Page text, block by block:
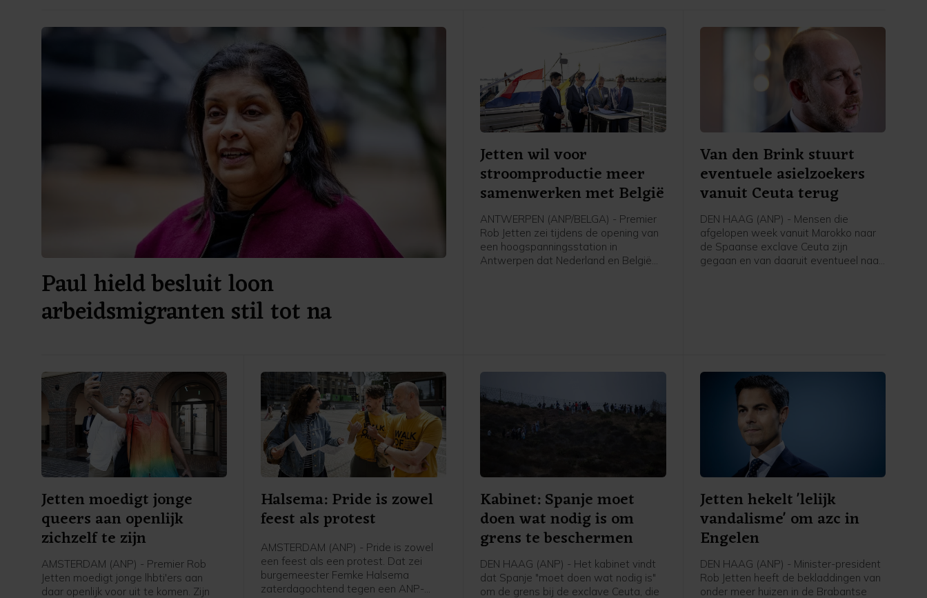
Paul hield besluit loon
arbeidsmigranten stil tot na
Jetten wil voor
stroomproductie meer
samenwerken met België
ANTWERPEN (ANP/BELGA) - Premier
Rob Jetten zei tijdens de opening van
een hoogspanningsstation in
Antwerpen dat Nederland en België
Van den Brink stuurt
eventuele asielzoekers
vanuit Ceuta terug
DEN HAAG (ANP) - Mensen die
afgelopen week vanuit Marokko naar
de Spaanse exclave Ceuta zijn
gegaan en van daaruit eventueel naar
ander land.
Jetten moedigt jonge
queers aan openlijk
zichzelf te zijn
AMSTERDAM (ANP) - Premier Rob
Jetten moedigt jonge lhbti'ers aan
daar openlijk voor uit te komen. Zijn
Halsema: Pride is zowel
feest als protest
AMSTERDAM (ANP) - Pride is zowel
een feest als een protest. Dat zei
burgemeester Femke Halsema
zaterdagochtend tegen een ANP-
Kabinet: Spanje moet
doen wat nodig is om
grens te beschermen
DEN HAAG (ANP) - Het kabinet vindt
dat Spanje "moet doen wat nodig is"
om de grens bij de exclave Ceuta, die
Jetten hekelt 'lelijk
vandalisme' om azc in
Engelen
DEN HAAG (ANP) - Minister-president
Rob Jetten heeft de bekladdingen van
onder meer huizen in de Brabantse